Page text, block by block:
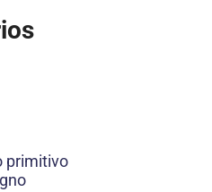
primitivo